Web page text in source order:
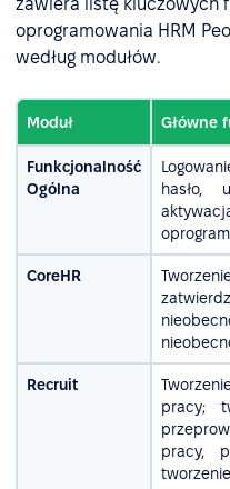
zawiera listę kluczowych
oprogramowania HRM
według modułów.
Moduł Główne
Funkcjonalność
Ogólna
hasło,
CoreHR
Recruit
pracy;
pracy,